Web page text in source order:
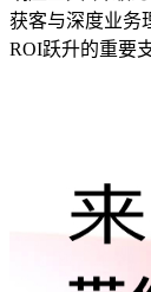
获客与深度业务
ROI跃升的重要